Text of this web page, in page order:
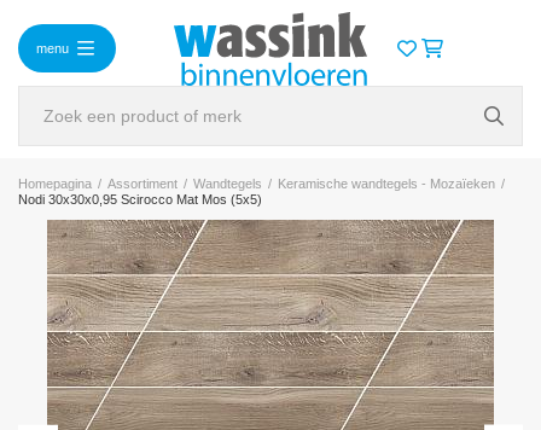
menu
Homepagina / Assortiment / Wandtegels / Keramische wandtegels - Mozaïeken /
Nodi 30x30x0,95 Scirocco Mat Mos (5x5)